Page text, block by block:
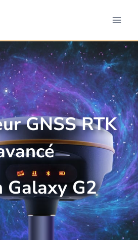
GNSS RTK
Galaxy G2